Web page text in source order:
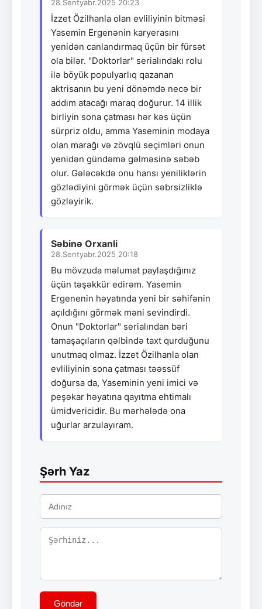
28.Sentyabr.2025 20:23
İzzet Özilhanla olan evliliyinin bitməsi
Yasemin Ergenənin karyerasını
yenidən canlandırmaq üçün bir fürsət
ola bilər. "Doktorlar" serialındakı rolu
ilə böyük populyarlıq qazanan
aktrisanın bu yeni dönəmdə necə bir
addım atacağı maraq doğurur. 14 illik
birliyin sona çatması hər kəs üçün
sürpriz oldu, amma Yaseminin modaya
olan marağı və zövqlü seçimləri onun
yenidən gündəmə gəlməsinə səbəb
olur. Gələcəkdə onu hansı yeniliklərin
gözlədiyini görmək üçün səbrsizliklə
gözləyirik.
Səbinə Orxanli
28.Sentyabr.2025 20:18
Bu mövzuda məlumat paylaşdığınız
üçün təşəkkür edirəm. Yasemin
Ergenenin həyatında yeni bir səhifənin
açıldığını görmək məni sevindirdi.
Onun "Doktorlar" serialından bəri
tamaşaçıların qəlbində taxt qurduğunu
unutmaq olmaz. İzzet Özilhanla olan
evliliyinin sona çatması təəssüf
doğursa da, Yaseminin yeni imici və
peşəkar həyatına qayıtma ehtimalı
ümidvericidir. Bu mərhələdə ona
uğurlar arzulayıram.
Şərh Yaz
Göndər